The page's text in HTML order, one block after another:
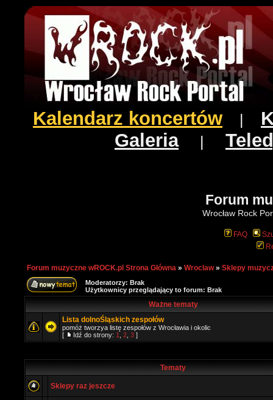
Kalendarz koncertów
Galeria|
Forum
Wrocław Rock
FAQ
Forum muzyczne wROCK.pl Strona Główna » Wroclaw» Sklepy
Moderatorzy: Brak
Użytkownicy przeglądający to forum: Brak
Ważne tematy
Lista dolnoŚląskich zespołów
pomóż tworzya listę zespołów z Wrocławia i okolic
[
Idź do strony: 1 2 3 ]
Tematy
Sklepy raz jeszcze